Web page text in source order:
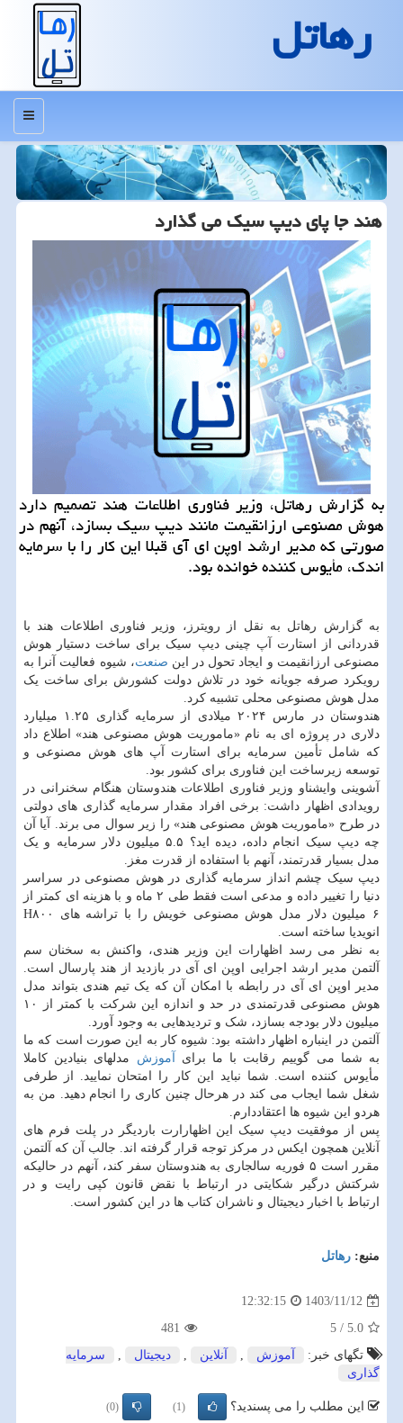
رهاتل
منو
هند جا پای دیپ سیک می گذارد
به گزارش رهاتل، وزیر فناوری اطلاعات هند تصمیم دارد
هوش مصنوعی ارزانقیمت مانند دیپ سیک بسازد، آنهم در
صورتی که مدیر ارشد اوپن ای آی قبلا این کار را با سرمایه
اندک، مأیوس کننده خوانده بود.
به گزارش رهاتل به نقل از رویترز، وزیر فناوری اطلاعات هند با
قدردانی از استارت آپ چینی دیپ سیک برای ساخت دستیار هوش
مصنوعی ارزانقیمت و ایجاد تحول در این صنعت، شیوه فعالیت آنرا به
رویکرد صرفه جویانه خود در تلاش دولت کشورش برای ساخت یک
مدل هوش مصنوعی محلی تشبیه کرد.
هندوستان در مارس ۲۰۲۴ میلادی از سرمایه گذاری ۱.۲۵ میلیارد
دلاری در پروژه ای به نام «ماموریت هوش مصنوعی هند» اطلاع داد
که شامل تأمین سرمایه برای استارت آپ های هوش مصنوعی و
توسعه زیرساخت این فناوری برای کشور بود.
آشوینی وایشناو وزیر فناوری اطلاعات هندوستان هنگام سخنرانی در
رویدادی اظهار داشت: برخی افراد مقدار سرمایه گذاری های دولتی
در طرح «ماموریت هوش مصنوعی هند» را زیر سوال می برند. آیا آن
چه دیپ سیک انجام داده، دیده اید؟ ۵.۵ میلیون دلار سرمایه و یک
مدل بسیار قدرتمند، آنهم با استفاده از قدرت مغز.
دیپ سیک چشم انداز سرمایه گذاری در هوش مصنوعی در سراسر
دنیا را تغییر داده و مدعی است فقط طی ۲ ماه و با هزینه ای کمتر از
۶ میلیون دلار مدل هوش مصنوعی خویش را با تراشه های H۸۰۰
انویدیا ساخته است.
به نظر می رسد اظهارات این وزیر هندی، واکنش به سخنان سم
آلتمن مدیر ارشد اجرایی اوپن ای آی در بازدید از هند پارسال است.
مدیر اوپن ای آی در رابطه با امکان آن که یک تیم هندی بتواند مدل
هوش مصنوعی قدرتمندی در حد و اندازه این شرکت با کمتر از ۱۰
میلیون دلار بودجه بسازد، شک و تردیدهایی به وجود آورد.
آلتمن در اینباره اظهار داشته بود: شیوه کار به این صورت است که ما
به شما می گوییم رقابت با ما برای آموزش مدلهای بنیادین کاملا
مأیوس کننده است. شما نباید این کار را امتحان نمایید. از طرفی
شغل شما ایجاب می کند در هرحال چنین کاری را انجام دهید. من به
هردو این شیوه ها اعتقاددارم.
پس از موفقیت دیپ سیک این اظهارارت باردیگر در پلت فرم های
آنلاین همچون ایکس در مرکز توجه قرار گرفته اند. جالب آن که آلتمن
مقرر است ۵ فوریه سالجاری به هندوستان سفر کند، آنهم در حالیکه
شرکتش درگیر شکایتی در ارتباط با نقض قانون کپی رایت و در
ارتباط با اخبار دیجیتال و ناشران کتاب ها در این کشور است.
منبع: رهاتل
1403/11/12
12:32:15
5.0
/
5
481
تگهای خبر:
آموزش , آنلاین , دیجیتال ,
سرمایه
گذاری
این مطلب را می پسندید؟ (1)
(0)